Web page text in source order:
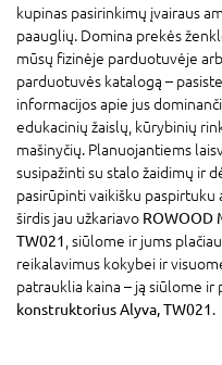
kupinas pasirinkimų įvairaus
paauglių. Domina prekės
mūsų fizinėje parduotuvėje
parduotuvės katalogą –
informacijos apie jus
edukacinių žaislų, kūrybinių
mašinyčių. Planuojantiems
susipažinti su stalo žaidimų ir
pasirūpinti vaikišku paspirtuku
širdis jau užkariavo ROWOOD
TW021 , siūlome ir jums
reikalavimus kokybei ir
patrauklia kaina – ją siūlome ir
konstruktorius Alyva, TW021.